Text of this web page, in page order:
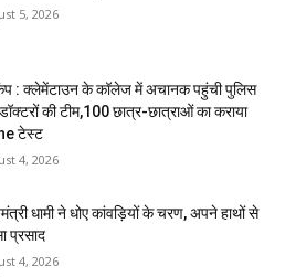
5, 2026
: क्लेमेंटाउन के कॉलेज में अचानक पहुंची पुलिस
की टीम,100 छात्र-छात्राओं का कराया
टेस्ट
4, 2026
धामी ने धोए कांवड़ियों के चरण, अपने हाथों से
प्रसाद
4, 2026